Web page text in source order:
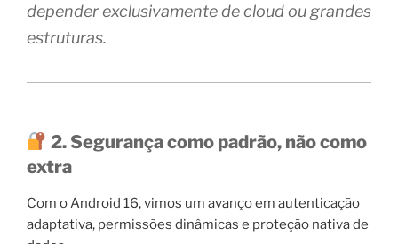
depender exclusivamente de cloud ou grandes
estruturas.
2. Segurança como padrão, não como
extra
Com o Android 16, vimos um avanço em autenticação
adaptativa, permissões dinâmicas e proteção nativa de